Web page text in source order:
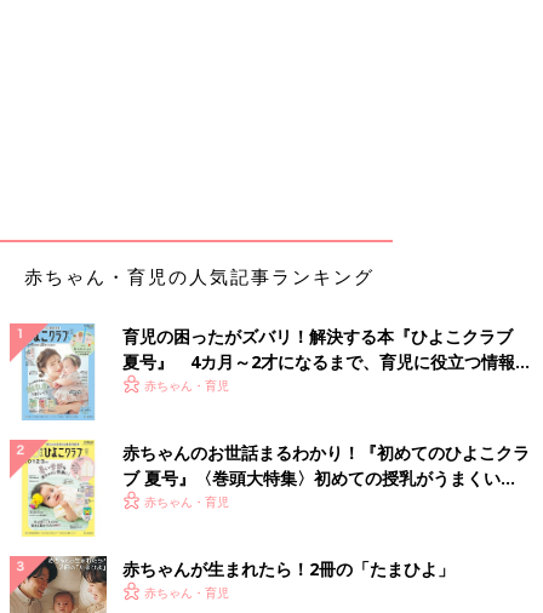
赤ちゃん・育児の人気記事ランキング
育児の困ったがズバリ！解決する本『ひよこクラブ
夏号』 4カ月～2才になるまで、育児に役立つ情報が
いっぱい！
赤ちゃん・育児
赤ちゃんのお世話まるわかり！『初めてのひよこクラ
ブ 夏号』〈巻頭大特集〉初めての授乳がうまくい
く！ おっぱい・ミルクの基本と夏のトラブル 解決テ
赤ちゃん・育児
赤ちゃんが生まれたら！2冊の「たまひよ」
赤ちゃん・育児